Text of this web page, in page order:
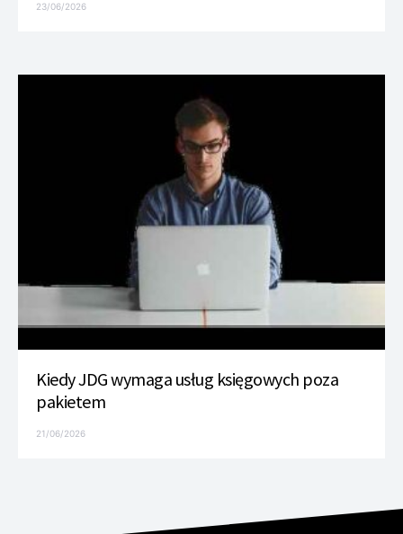
23/06/2026
Kiedy JDG wymaga usług księgowych poza
pakietem
21/06/2026